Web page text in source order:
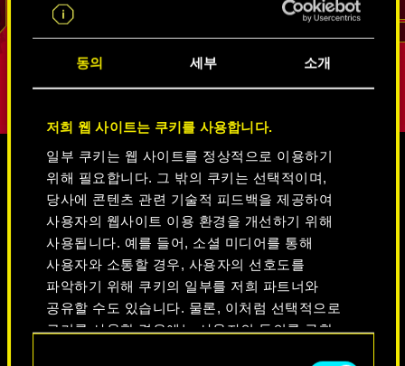
동의 세부 소개
저희 웹 사이트는 쿠키를 사용합니다.
일부 쿠키는 웹 사이트를 정상적으로 이용하기
위해 필요합니다. 그 밖의 쿠키는 선택적이며,
당사에 콘텐츠 관련 기술적 피드백을 제공하여
사용자의 웹사이트 이용 환경을 개선하기 위해
사용됩니다. 예를 들어, 소셜 미디어를 통해
사용자와 소통할 경우, 사용자의 선호도를
파악하기 위해 쿠키의 일부를 저희 파트너와
공유할 수도 있습니다. 물론, 이처럼 선택적으로
쿠키를 사용할 경우에는 사용자의 동의를 구할
미디어
사이버펑크 2077
비디오 스크린샷 콘셉트 아트